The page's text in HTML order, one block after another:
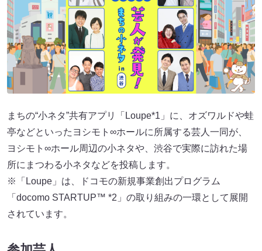
まちの“小ネタ”共有アプリ「Loupe*1」に、オズワルドや蛙
亭などといったヨシモト∞ホールに所属する芸人一同が、
ヨシモト∞ホール周辺の小ネタや、渋谷で実際に訪れた場
所にまつわる小ネタなどを投稿します。
※「Loupe」は、ドコモの新規事業創出プログラム
「docomo STARTUP™ *2」の取り組みの一環として展開
されています。